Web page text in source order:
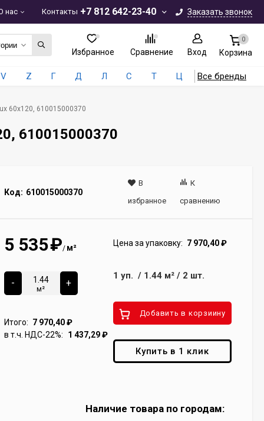
+7 812 642-23-40 Заказать звонок
нас Контакты
Избранное Сравнение Вход
0
Корзина
V Z Г Д Л С Т Ц Все бренды
60x120, 610015000370
610015000370
Код: 610015000370
В
избранное
К
сравнению
5 535₽/ м²
-
м²
+
Итого: 7 970,40₽
в т.ч. НДС-22%:
1 437,29₽
Цена за упаковку: 7 970,40₽
1 уп. / 1.44м²/ 2 шт.
Добавить в корзиину
Купить в 1 клик
Наличие товара по городам: